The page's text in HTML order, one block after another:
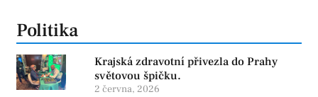
Politika
Krajská zdravotní přivezla do Prahy
světovou špičku.
2 června, 2026